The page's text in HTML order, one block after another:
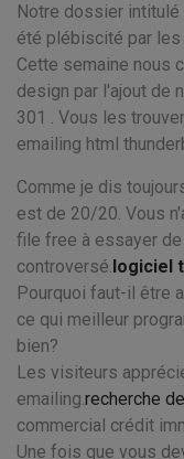
Notre dossier intitulé
été plébiscité par les
Cette semaine nous
design par l'ajout de
301 . Vous les
emailing html
Comme je dis
est de 20/20. Vous
file free à essayer
controversé.logiciel
Pourquoi faut-il être
ce qui meilleur
bien?
Les visiteurs
emailing.recherche
commercial crédit
Une fois que vous